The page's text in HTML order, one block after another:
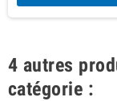
4 autres
catégorie :